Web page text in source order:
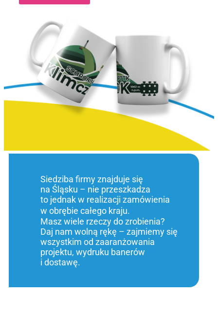
Siedziba firmy znajduje się
na Śląsku – nie przeszkadza
to jednak w realizacji zamówienia
w obrębie całego kraju.
Masz wiele rzeczy do zrobienia?
Daj nam wolną rękę – zajmiemy się
wszystkim od zaaranżowania
projektu, wydruku banerów
i dostawę.